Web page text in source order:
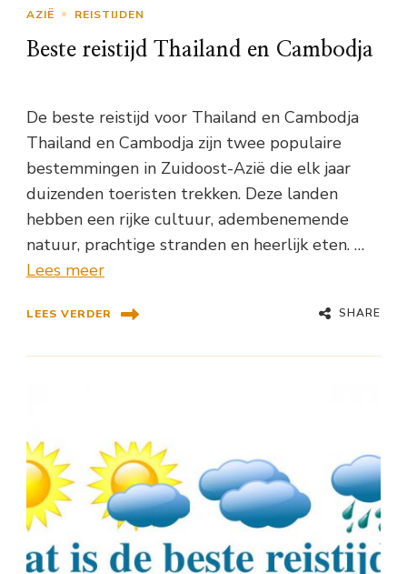
AZIË REISTIJDEN
Beste reistijd Thailand en Cambodja
De beste reistijd voor Thailand en Cambodja
Thailand en Cambodja zijn twee populaire
bestemmingen in Zuidoost-Azië die elk jaar
duizenden toeristen trekken. Deze landen
hebben een rijke cultuur, adembenemende
natuur, prachtige stranden en heerlijk eten. …
Lees meer
LEES VERDER SHARE